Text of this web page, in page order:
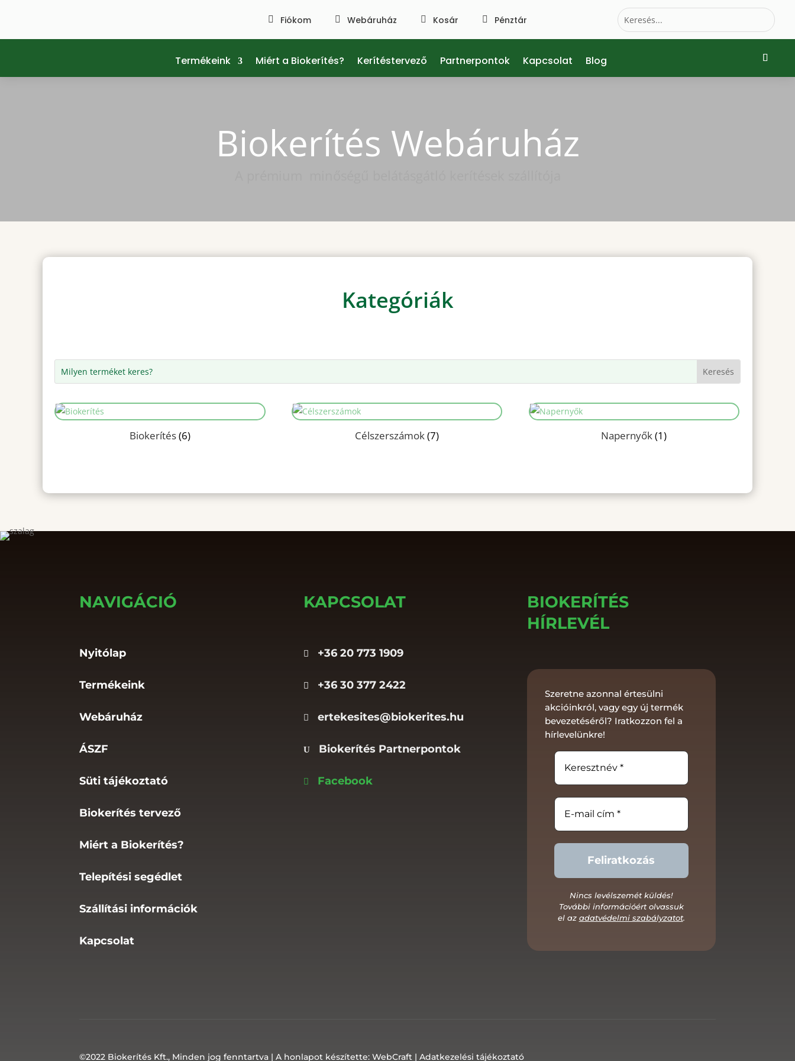
 Fiókom  Webáruház  Kosár  Pénztár
Termékeink Miért a Biokerítés? Kerítéstervező Partnerpontok Kapcsolat Blog
Biokerítés Webáruház
Kategóriák
Biokerítés(6) Célszerszámok(7) Napernyők(1)
NAVIGÁCIÓ
Nyitólap
Termékeink
Webáruház
ÁSZF
Süti tájékoztató
Biokerítés tervező
Miért a Biokerítés?
Telepítési segédlet
Szállítási információk
Kapcsolat
KAPCSOLAT
 +36 20 773 1909
 +36 30 377 2422
 ertekesites@biokerites.hu
U Biokerítés Partnerpontok
 Facebook
BIOKERÍTÉS
HÍRLEVÉL
Szeretne azonnal értesülni
akcióinkról, vagy egy új termék
bevezetéséről? Iratkozzon fel a
hírlevelünkre!
Nincs levélszemét küldés!
További információért olvassuk
el az adatvédelmi szabályzatot.
©2022 Biokerítés Kft., Minden jog fenntartva |A honlapot készítette: WebCraft |Adatkezelési tájékoztató